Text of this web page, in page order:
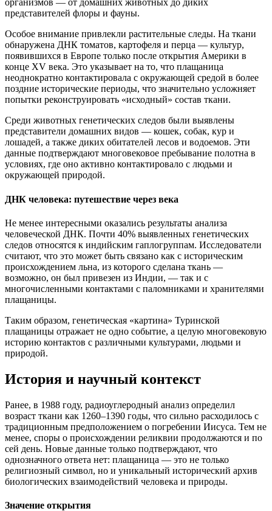
организмов — от домашних животных до диких
представителей флоры и фауны.
Особое внимание привлекли растительные следы. На ткани
обнаружена ДНК томатов, картофеля и перца — культур,
появившихся в Европе только после открытия Америки в
конце XV века. Это указывает на то, что плащаница
неоднократно контактировала с окружающей средой в более
поздние исторические периоды, что значительно усложняет
попытки реконструировать «исходный» состав ткани.
Среди животных генетических следов были выявлены
представители домашних видов — кошек, собак, кур и
лошадей, а также диких обитателей лесов и водоемов. Эти
данные подтверждают многовековое пребывание полотна в
условиях, где оно активно контактировало с людьми и
окружающей природой.
ДНК человека: путешествие через века
Не менее интересными оказались результаты анализа
человеческой ДНК. Почти 40% выявленных генетических
следов относятся к индийским гаплогруппам. Исследователи
считают, что это может быть связано как с историческим
происхождением льна, из которого сделана ткань —
возможно, он был привезен из Индии, — так и с
многочисленными контактами с паломниками и хранителями
плащаницы.
Таким образом, генетическая «картина» Туринской
плащаницы отражает не одно событие, а целую многовековую
историю контактов с различными культурами, людьми и
природой.
История и научный контекст
Ранее, в 1988 году, радиоуглеродный анализ определил
возраст ткани как 1260–1390 годы, что сильно расходилось с
традиционным предположением о погребении Иисуса. Тем не
менее, споры о происхождении реликвии продолжаются и по
сей день. Новые данные только подтверждают, что
однозначного ответа нет: плащаница — это не только
религиозный символ, но и уникальный исторический архив
биологических взаимодействий человека и природы.
Значение открытия